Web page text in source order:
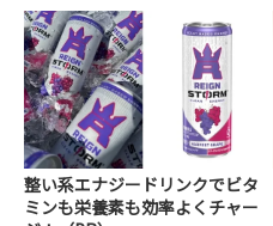
整い系エナジードリンクでビタ
ミンも栄養素も効率よくチャー